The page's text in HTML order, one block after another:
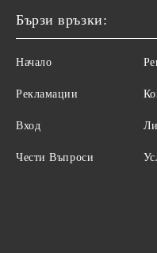
Бързи връзки:
Начало
Рекламации
Вход
Чести Въпроси